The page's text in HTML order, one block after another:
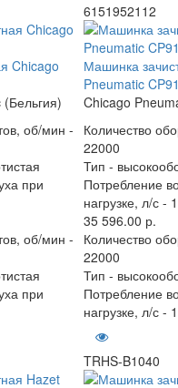
Chicago
об/мин -
при
об/мин -
при
6151952112
Машинка
Pneumatic
Chicago
Количество
22000
Тип -
Потребление
нагрузке, л/с -
35 596.00 р.
Количество
22000
Тип -
Потребление
нагрузке, л/с -
TRHS-B1040